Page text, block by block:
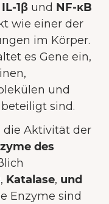
IL-1β und NF-κB
wie einer der
im Körper.
es Gene ein,
und
sind.
die Aktivität der
des
, Katalase, und
Enzyme sind